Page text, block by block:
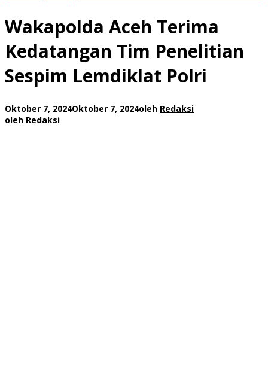
Wakapolda Aceh Terima
Kedatangan Tim Penelitian
Sespim Lemdiklat Polri
Oktober 7, 2024Oktober 7, 2024oleh Redaksi
oleh Redaksi